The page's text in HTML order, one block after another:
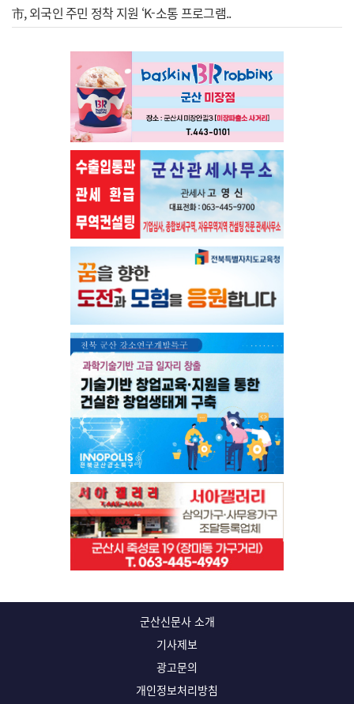
市, 외국인 주민 정착 지원 ‘K-소통 프로그램..
군산신문사 소개
기사제보
광고문의
개인정보처리방침